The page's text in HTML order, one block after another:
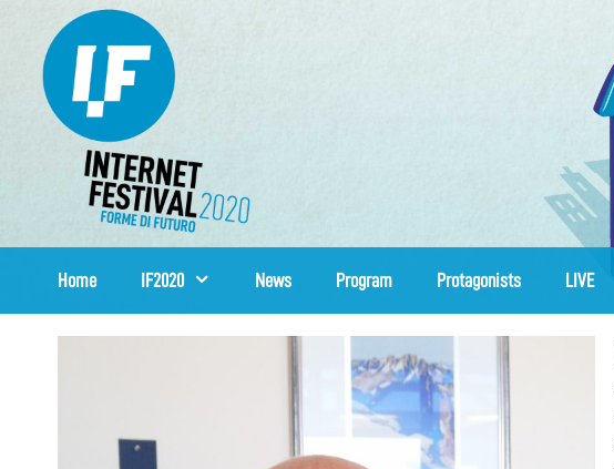
content
Home IF2020 News Program Protagonists LIVE